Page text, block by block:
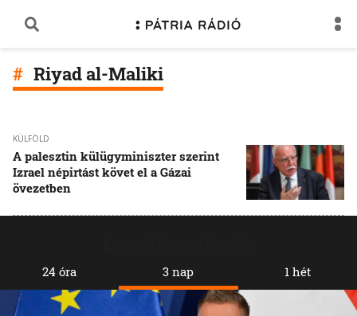
Riyad al-Maliki
KÜLFÖLD
A palesztin külügyminiszter szerint
Izrael népirtást követ el a Gázai
övezetben
24 óra 3 nap 1 hét